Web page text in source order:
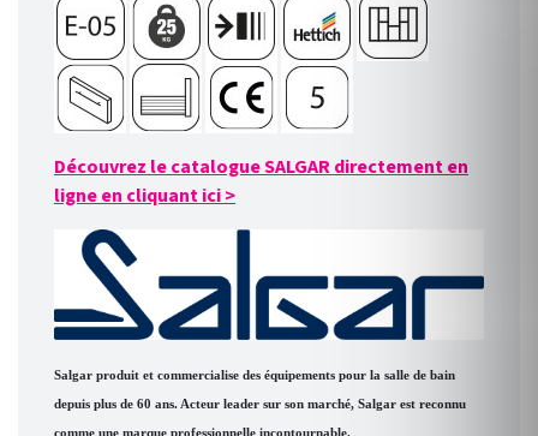
Découvrez le catalogue SALGAR directement en
ligne en cliquant ici>
Salgar produit et commercialise des équipements pour la salle de bain
depuis plus de 60 ans. Acteur leader sur son marché, Salgar est reconnu
comme une marque professionnelle incontournable.